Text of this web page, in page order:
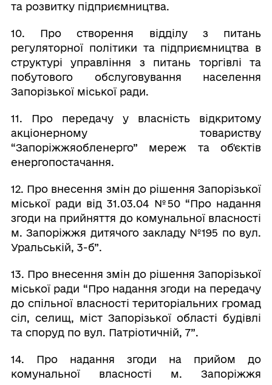
та розвитку підприємництва.
10. Про створення відділу з питань
регуляторної політики та підприємництва в
структурі управління з питань торгівлі та
побутового обслуговування населення
Запорізької міської ради.
11. Про передачу у власність відкритому
акціонерному товариству
“Запоріжжяобленерго” мереж та об'єктів
енергопостачання.
12. Про внесення змін до рішення Запорізької
міської ради від 31.03.04 №50 “Про надання
згоди на прийняття до комунальної власності
м. Запоріжжя дитячого закладу №195 по вул.
Уральській, 3-б”.
13. Про внесення змін до рішення Запорізької
міської ради “Про надання згоди на передачу
до спільної власності територіальних громад
сіл, селищ, міст Запорізької області будівлі
та споруд по вул. Патріотичній, 7”.
14. Про надання згоди на прийом до
комунальної власності м. Запоріжжя